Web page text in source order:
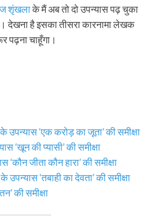
शृंखलाके मैं अब तो दो उपन्यास पढ़ चुका
देखना है इसका तीसरा कारनामा लेखक
चाहूँगा।
उपन्यास ‘एक करोड़ का जूता’ की समीक्षा
‘खून की प्यासी’ की समीक्षा
‘कौन जीता कौन हारा’ की समीक्षा
‘तबाही का देवता’ की समीक्षा
की समीक्षा